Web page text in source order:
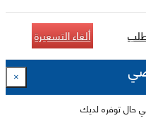
ألغاء التسعيرة
×
حال توفره لديك